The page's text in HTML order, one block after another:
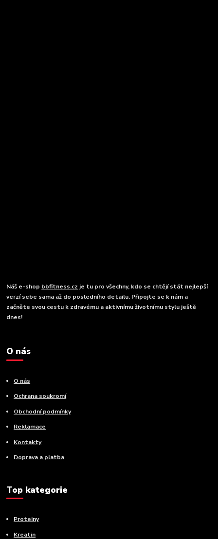
Náš e-shop bbfitness.cz je tu pro všechny, kdo se chtějí stát nejlepší
verzí sebe sama až do posledního detailu. Připojte se k nám a
začněte svou cestu k zdravému a aktivnímu životnímu stylu ještě
dnes!
O nás
O nás
Ochrana soukromí
Obchodní podmínky
Reklamace
Kontakty
Doprava a platba
Top kategorie
Proteiny
Kreatin